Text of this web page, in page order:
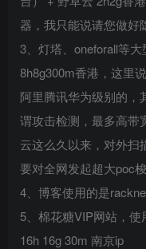
器，我只能说请您做好
3、灯塔、oneforall等
8h8g300m香港，这里
阿里腾讯华为级别的，
谓攻击检测，最多高带
云这么久以来，对外扫
要对全网发起超大poc
4、博客使用的是
5、棉花糖VIP网站，使
16h 16g 30m 南京ip